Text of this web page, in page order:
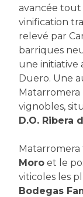
avancée
vinification
relevé par
barriques
une initiative
Duero. Une
Matarromera
vignobles,
D.O. Ribera
Moro et le
viticoles les
Bodegas